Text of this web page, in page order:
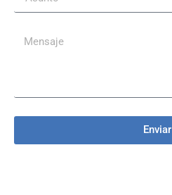
Enviar